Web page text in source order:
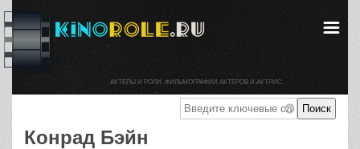
Конрад Бэйн
АКТЕРЫ И РОЛИ. ФИЛЬМОГРАФИИ АКТЕРОВ И АКТРИС.